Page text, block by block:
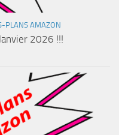
PLANS AMAZON
2026 !!!